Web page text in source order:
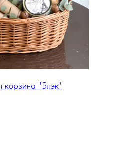
корзина "Блэк"